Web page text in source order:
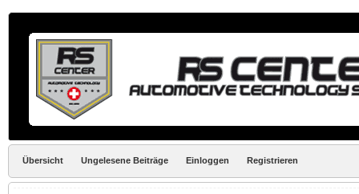
Übersicht Ungelesene Beiträge Einloggen Registrieren